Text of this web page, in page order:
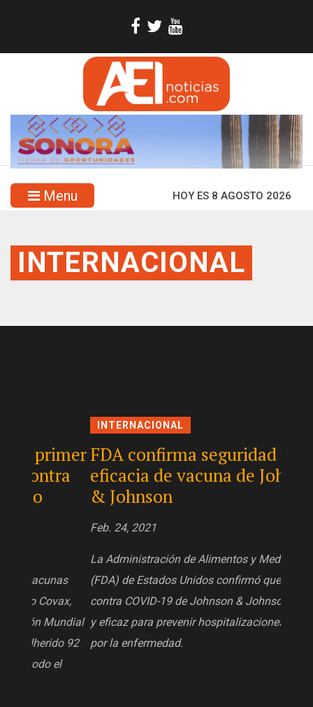
Menu HOY ES 8 AGOSTO 2026
INTERNACIONAL
INTERNACIONAL
FDA confirma seguridad y
eficacia de vacuna de Johnson
& Johnson
Feb. 24, 2021
La Administración de Alimentos y Medicamentos
(FDA) de Estados Unidos confirmó que la vacuna
contra COVID-19 de Johnson & Johnson es segura
y eficaz para prevenir hospitalizaciones y muerte
por la enfermedad.